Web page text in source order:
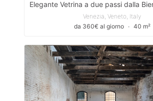
Venezia, Veneto, Italy
da 360€ al giorno
∙ 40 m²